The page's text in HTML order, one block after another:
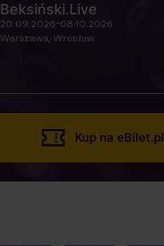
Beksiński.Live
20.09.2026-08.10.2026
Warszawa, Wrocław
Kup na eBilet.pl